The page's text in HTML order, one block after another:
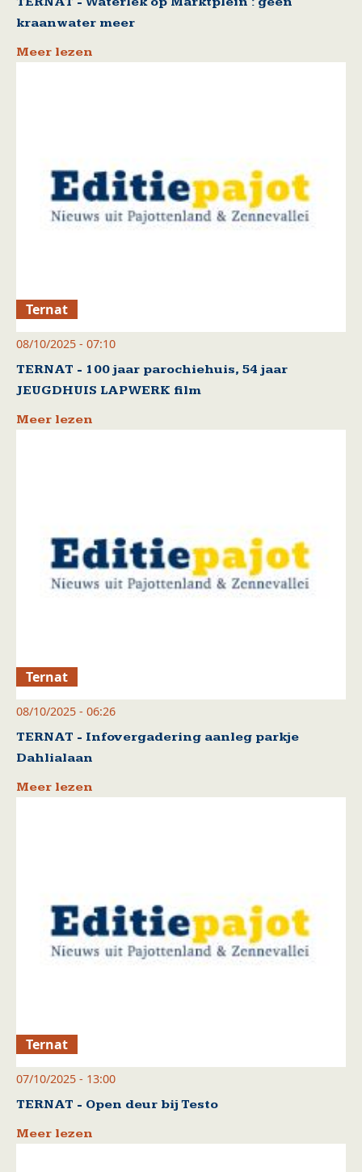
kraanwater meer
Meer lezen
Ternat
08/10/2025 - 07:10
TERNAT - 100 jaar parochiehuis, 54 jaar
JEUGDHUIS LAPWERK film
Meer lezen
Ternat
08/10/2025 - 06:26
TERNAT - Infovergadering aanleg parkje
Dahlialaan
Meer lezen
Ternat
07/10/2025 - 13:00
TERNAT - Open deur bij Testo
Meer lezen